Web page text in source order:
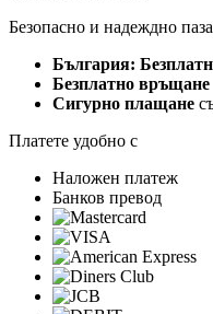
Безопасно и надеждно
България:
Безплатно връщане
Сигурно плащане
Платете удобно с
Наложен платеж
Банков превод